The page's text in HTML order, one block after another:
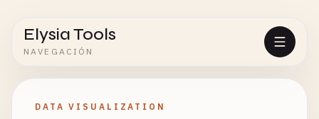
Elysia Tools
NAVEGACIÓN
DATA VISUALIZATION